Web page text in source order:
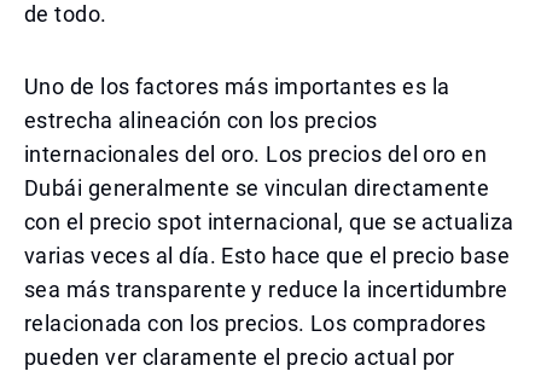
de todo.
Uno de los factores más importantes es la
estrecha alineación con los precios
internacionales del oro. Los precios del oro en
Dubái generalmente se vinculan directamente
con el precio spot internacional, que se actualiza
varias veces al día. Esto hace que el precio base
sea más transparente y reduce la incertidumbre
relacionada con los precios. Los compradores
pueden ver claramente el precio actual por